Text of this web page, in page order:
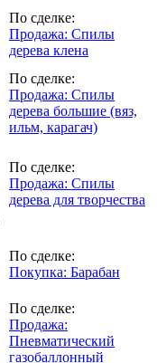
По сделке:
Продажа: Спилы
дерева клена
По сделке:
Продажа: Спилы
дерева большие (вяз,
ильм, карагач)
По сделке:
Продажа: Спилы
дерева для творчества
По сделке:
Покупка: Барабан
По сделке:
Продажа:
Пневматический
газобаллонный